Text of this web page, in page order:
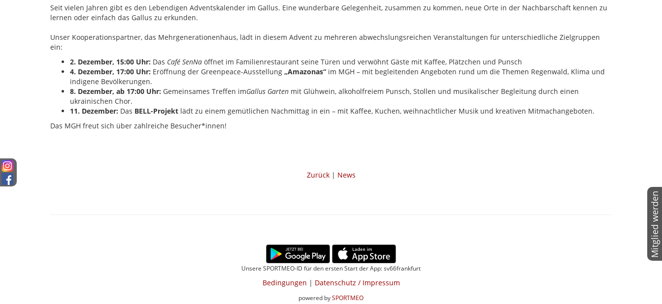
Seit vielen Jahren gibt es den Lebendigen Adventskalender im Gallus. Eine wunderbare Gelegenheit, zusammen zu kommen, neue Orte in der Nachbarschaft kennen zu
lernen oder einfach das Gallus zu erkunden.
Unser Kooperationspartner, das Mehrgenerationenhaus, lädt in diesem Advent zu mehreren abwechslungsreichen Veranstaltungen für unterschiedliche Zielgruppen
ein:
2. Dezember, 15:00 Uhr: Das Café SenNa öffnet im Familienrestaurant seine Türen und verwöhnt Gäste mit Kaffee, Plätzchen und Punsch
4. Dezember, 17:00 Uhr: Eröffnung der Greenpeace-Ausstellung „Amazonas“ im MGH – mit begleitenden Angeboten rund um die Themen Regenwald, Klima und
indigene Bevölkerungen.
8. Dezember, ab 17:00 Uhr: Gemeinsames Treffen imGallus Garten mit Glühwein, alkoholfreiem Punsch, Stollen und musikalischer Begleitung durch einen
ukrainischen Chor.
11. Dezember: Das BELL-Projekt lädt zu einem gemütlichen Nachmittag in ein – mit Kaffee, Kuchen, weihnachtlicher Musik und kreativen Mitmachangeboten.
Das MGH freut sich über zahlreiche Besucher*innen!
Zurück | News
Mitglied werden
Unsere SPORTMEO-ID für den ersten Start der App: sv66frankfurt
Bedingungen | Datenschutz / Impressum
powered bySPORTMEO